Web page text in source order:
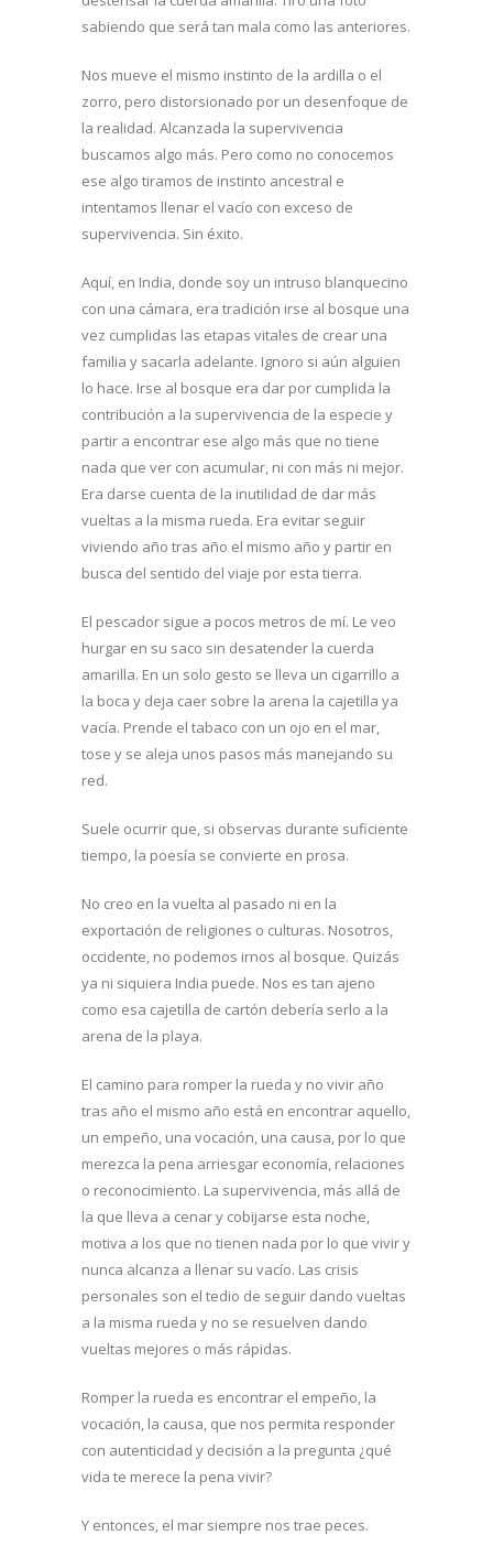
sabiendo que será tan mala como las anteriores.
Nos mueve el mismo instinto de la ardilla o el
zorro, pero distorsionado por un desenfoque de
la realidad. Alcanzada la supervivencia
buscamos algo más. Pero como no conocemos
ese algo tiramos de instinto ancestral e
intentamos llenar el vacío con exceso de
supervivencia. Sin éxito.
Aquí, en India, donde soy un intruso blanquecino
con una cámara, era tradición irse al bosque una
vez cumplidas las etapas vitales de crear una
familia y sacarla adelante. Ignoro si aún alguien
lo hace. Irse al bosque era dar por cumplida la
contribución a la supervivencia de la especie y
partir a encontrar ese algo más que no tiene
nada que ver con acumular, ni con más ni mejor.
Era darse cuenta de la inutilidad de dar más
vueltas a la misma rueda. Era evitar seguir
viviendo año tras año el mismo año y partir en
busca del sentido del viaje por esta tierra.
El pescador sigue a pocos metros de mí. Le veo
hurgar en su saco sin desatender la cuerda
amarilla. En un solo gesto se lleva un cigarrillo a
la boca y deja caer sobre la arena la cajetilla ya
vacía. Prende el tabaco con un ojo en el mar,
tose y se aleja unos pasos más manejando su
red.
Suele ocurrir que, si observas durante suficiente
tiempo, la poesía se convierte en prosa.
No creo en la vuelta al pasado ni en la
exportación de religiones o culturas. Nosotros,
occidente, no podemos irnos al bosque. Quizás
ya ni siquiera India puede. Nos es tan ajeno
como esa cajetilla de cartón debería serlo a la
arena de la playa.
El camino para romper la rueda y no vivir año
tras año el mismo año está en encontrar aquello,
un empeño, una vocación, una causa, por lo que
merezca la pena arriesgar economía, relaciones
o reconocimiento. La supervivencia, más allá de
la que lleva a cenar y cobijarse esta noche,
motiva a los que no tienen nada por lo que vivir y
nunca alcanza a llenar su vacío. Las crisis
personales son el tedio de seguir dando vueltas
a la misma rueda y no se resuelven dando
vueltas mejores o más rápidas.
Romper la rueda es encontrar el empeño, la
vocación, la causa, que nos permita responder
con autenticidad y decisión a la pregunta ¿qué
vida te merece la pena vivir?
Y entonces, el mar siempre nos trae peces.